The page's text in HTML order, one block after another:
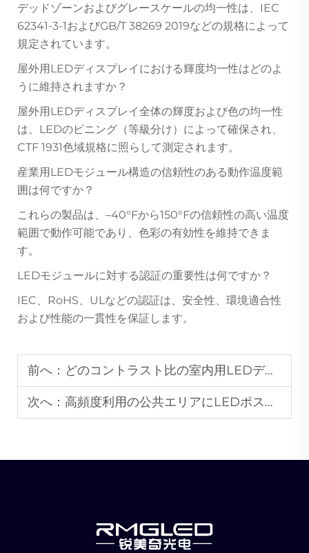
デッドゾーンおよびグレースケールの均一性は、IEC
62341-3-1およびGB/T 38269 2019などの規格によって
規定されています。
屋外用LEDディスプレイにおける輝度均一性はどのよ
うに維持されますか？
屋外用LEDディスプレイ全体の輝度および色の均一性
は、LEDのビニング（等級分け）によって確保され、
CTF 1931色域規格に照らして測定されます。
産業用LEDモジュール構造の信頼性のある動作温度範
囲は何ですか？
これらの製品は、–40°Fから150°Fの信頼性の高い温度
範囲で動作可能であり、色彩の有効性を維持できま
す。
LEDモジュールに対する認証の重要性は何ですか？
IEC、RoHS、ULなどの認証は、安全性、環境適合性
および性能の一貫性を保証します。
前へ： どのコントラスト比の室内用LEDディスプレイが明瞭な画像品質を保証しますか？
次へ： 高頻度利用の公共エリアにLEDポスターディスプレイを安全に設置する方法は？